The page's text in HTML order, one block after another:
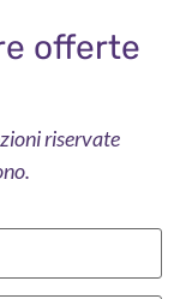
offerte
riservate